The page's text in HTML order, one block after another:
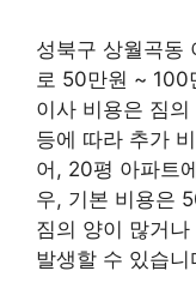
성북구 상월곡동
로 50만원 ~ 100
이사 비용은 짐
등에 따라 추가
어, 20평 아파트
우, 기본 비용은
짐의 양이 많거
발생할 수 있습니